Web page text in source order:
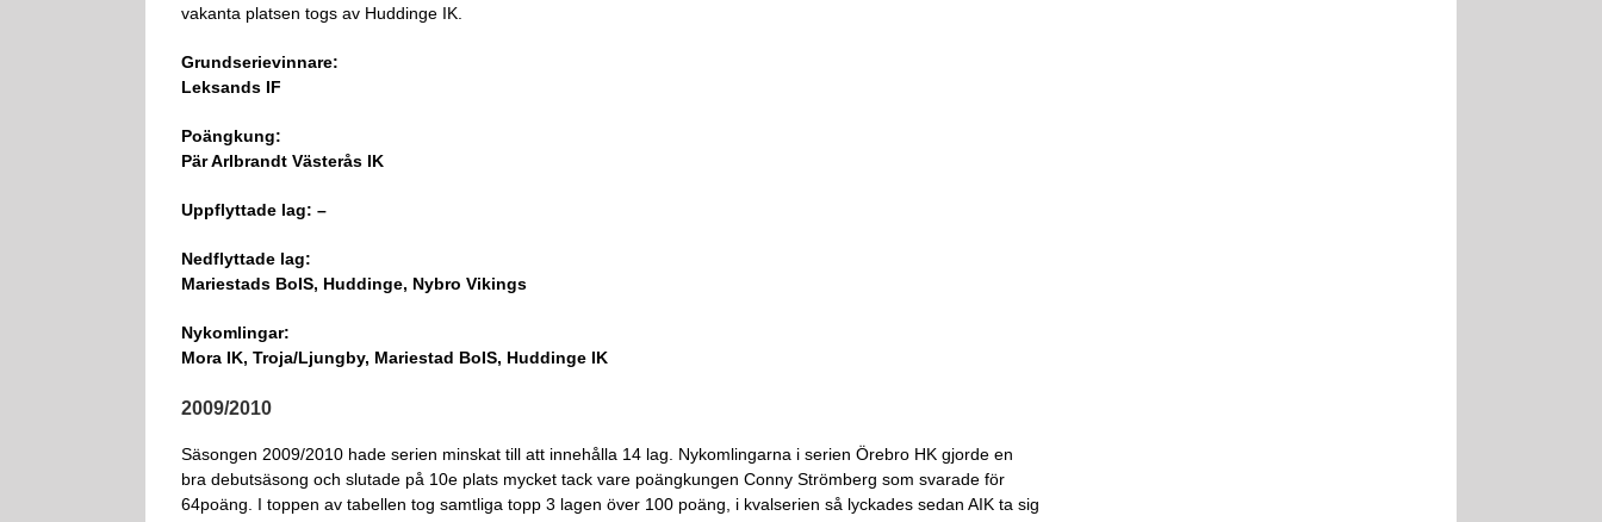
vakanta platsen togs av Huddinge IK.
Grundserievinnare:
Leksands IF
Poängkung:
Pär Arlbrandt Västerås IK
Uppflyttade lag: –
Nedflyttade lag:
Mariestads BoIS, Huddinge, Nybro Vikings
Nykomlingar:
Mora IK, Troja/Ljungby, Mariestad BoIS, Huddinge IK
2009/2010
Säsongen 2009/2010 hade serien minskat till att innehålla 14 lag. Nykomlingarna i serien Örebro HK gjorde en
bra debutsäsong och slutade på 10e plats mycket tack vare poängkungen Conny Strömberg som svarade för
64poäng. I toppen av tabellen tog samtliga topp 3 lagen över 100 poäng, i kvalserien så lyckades sedan AIK ta sig